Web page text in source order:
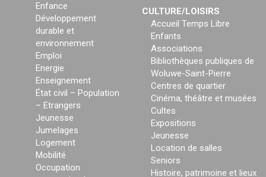
Enfance
Développement
durable et
environnement
Emploi
Energie
Enseignement
État civil – Population
– Etrangers
Jeunesse
Jumelages
Logement
Mobilité
Occupation
CULTURE/LOISIRS
Accueil Temps Libre
Enfants
Associations
Bibliothèques publiques de
Woluwe-Saint-Pierre
Centres de quartier
Cinéma, théâtre et musées
Cultes
Expositions
Jeunesse
Location de salles
Seniors
Histoire, patrimoine et lieux